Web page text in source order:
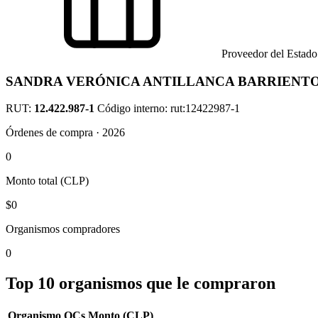
Proveedor del Estado
SANDRA VERÓNICA ANTILLANCA
RUT: 12.422.987-1 Código interno: rut:12422987-1
Órdenes de compra · 2026
0
Monto total (CLP)
$0
Organismos compradores
0
Top 10 organismos que le compraron